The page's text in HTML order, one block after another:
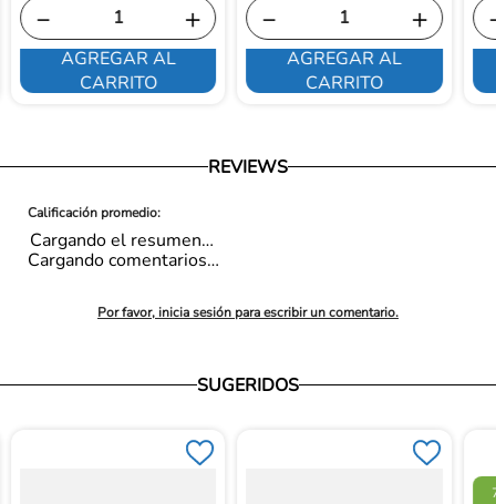
＋
－
AGREGAR AL
CARRITO
＋
－
AGREGAR AL
CARRITO
REVIEWS
Cargando el resumen…
Por favor, inicia sesión para escribir un comentario.
Cargando comentarios…
SUGERIDOS